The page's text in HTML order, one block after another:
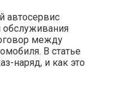
автосервис
обслуживания
между
В статье
наряд, и как это